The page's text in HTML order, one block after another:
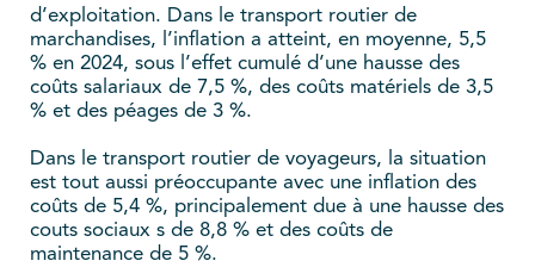
d’exploitation. Dans le transport routier de
marchandises, l’inflation a atteint, en moyenne, 5,5
% en 2024, sous l’effet cumulé d’une hausse des
coûts salariaux de 7,5 %, des coûts matériels de 3,5
% et des péages de 3 %.
Dans le transport routier de voyageurs, la situation
est tout aussi préoccupante avec une inflation des
coûts de 5,4 %, principalement due à une hausse des
couts sociaux s de 8,8 % et des coûts de
maintenance de 5 %.